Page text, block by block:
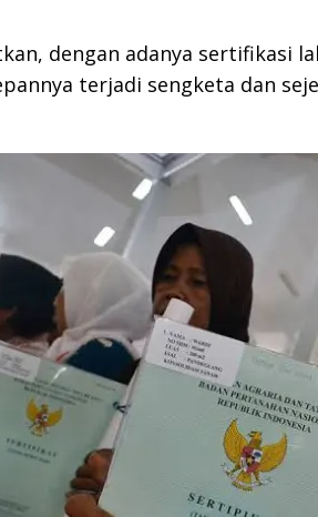
dengan adanya sertifikasi
terjadi sengketa dan